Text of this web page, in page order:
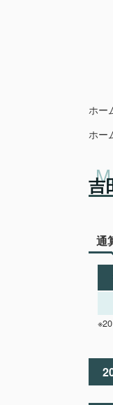
ホー
ホー
吉
通